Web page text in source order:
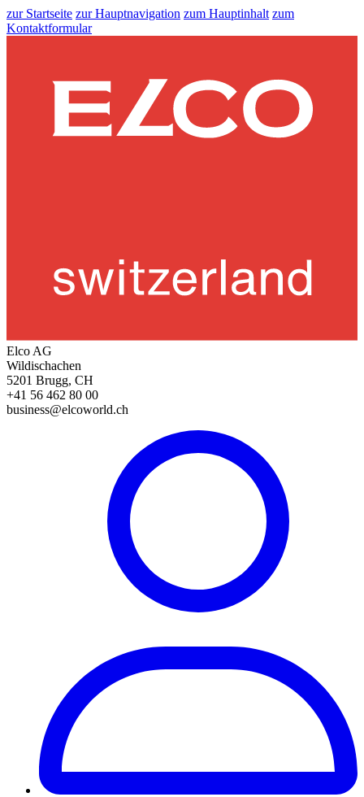
zur Startseite zur Hauptnavigation zum Hauptinhalt zum
Kontaktformular
Elco AG
Wildischachen
5201 Brugg, CH
+41 56 462 80 00
business@elcoworld.ch